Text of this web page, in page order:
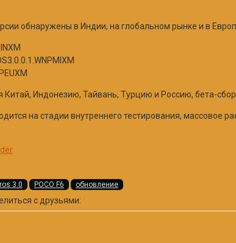
обнаружены в Индии, на глобальном рынке и в
Китай, Индонезию, Тайвань, Турцию и Россию, бета-
на стадии внутреннего тестирования, массовое
3.0 POCO F6 обновление
с друзьями: